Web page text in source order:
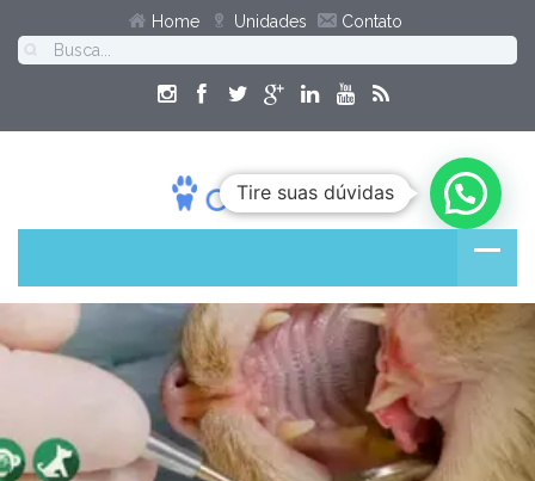
Home Unidades Contato
Tire suas dúvidas